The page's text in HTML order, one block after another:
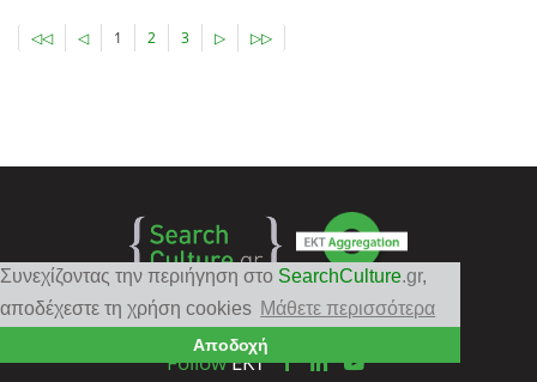
Συνεχίζοντας την περιήγηση στο SearchCulture.gr,
αποδέχεστε τη χρήση cookies Μάθετε περισσότερα
Αποδοχή
◁◁ ◁ 1 2 3 ▷ ▷▷
FollowEKT